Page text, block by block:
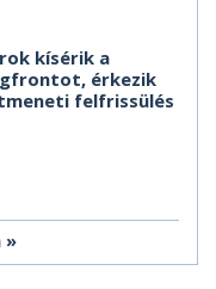
kísérik a
érkezik
felfrissülés